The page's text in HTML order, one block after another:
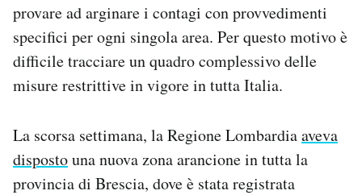
provare ad arginare i contagi con provvedimenti
specifici per ogni singola area. Per questo motivo è
difficile tracciare un quadro complessivo delle
misure restrittive in vigore in tutta Italia.
La scorsa settimana, la Regione Lombardiaaveva
dispostouna nuova zona arancione in tutta la
provincia di Brescia, dove è stata registrata